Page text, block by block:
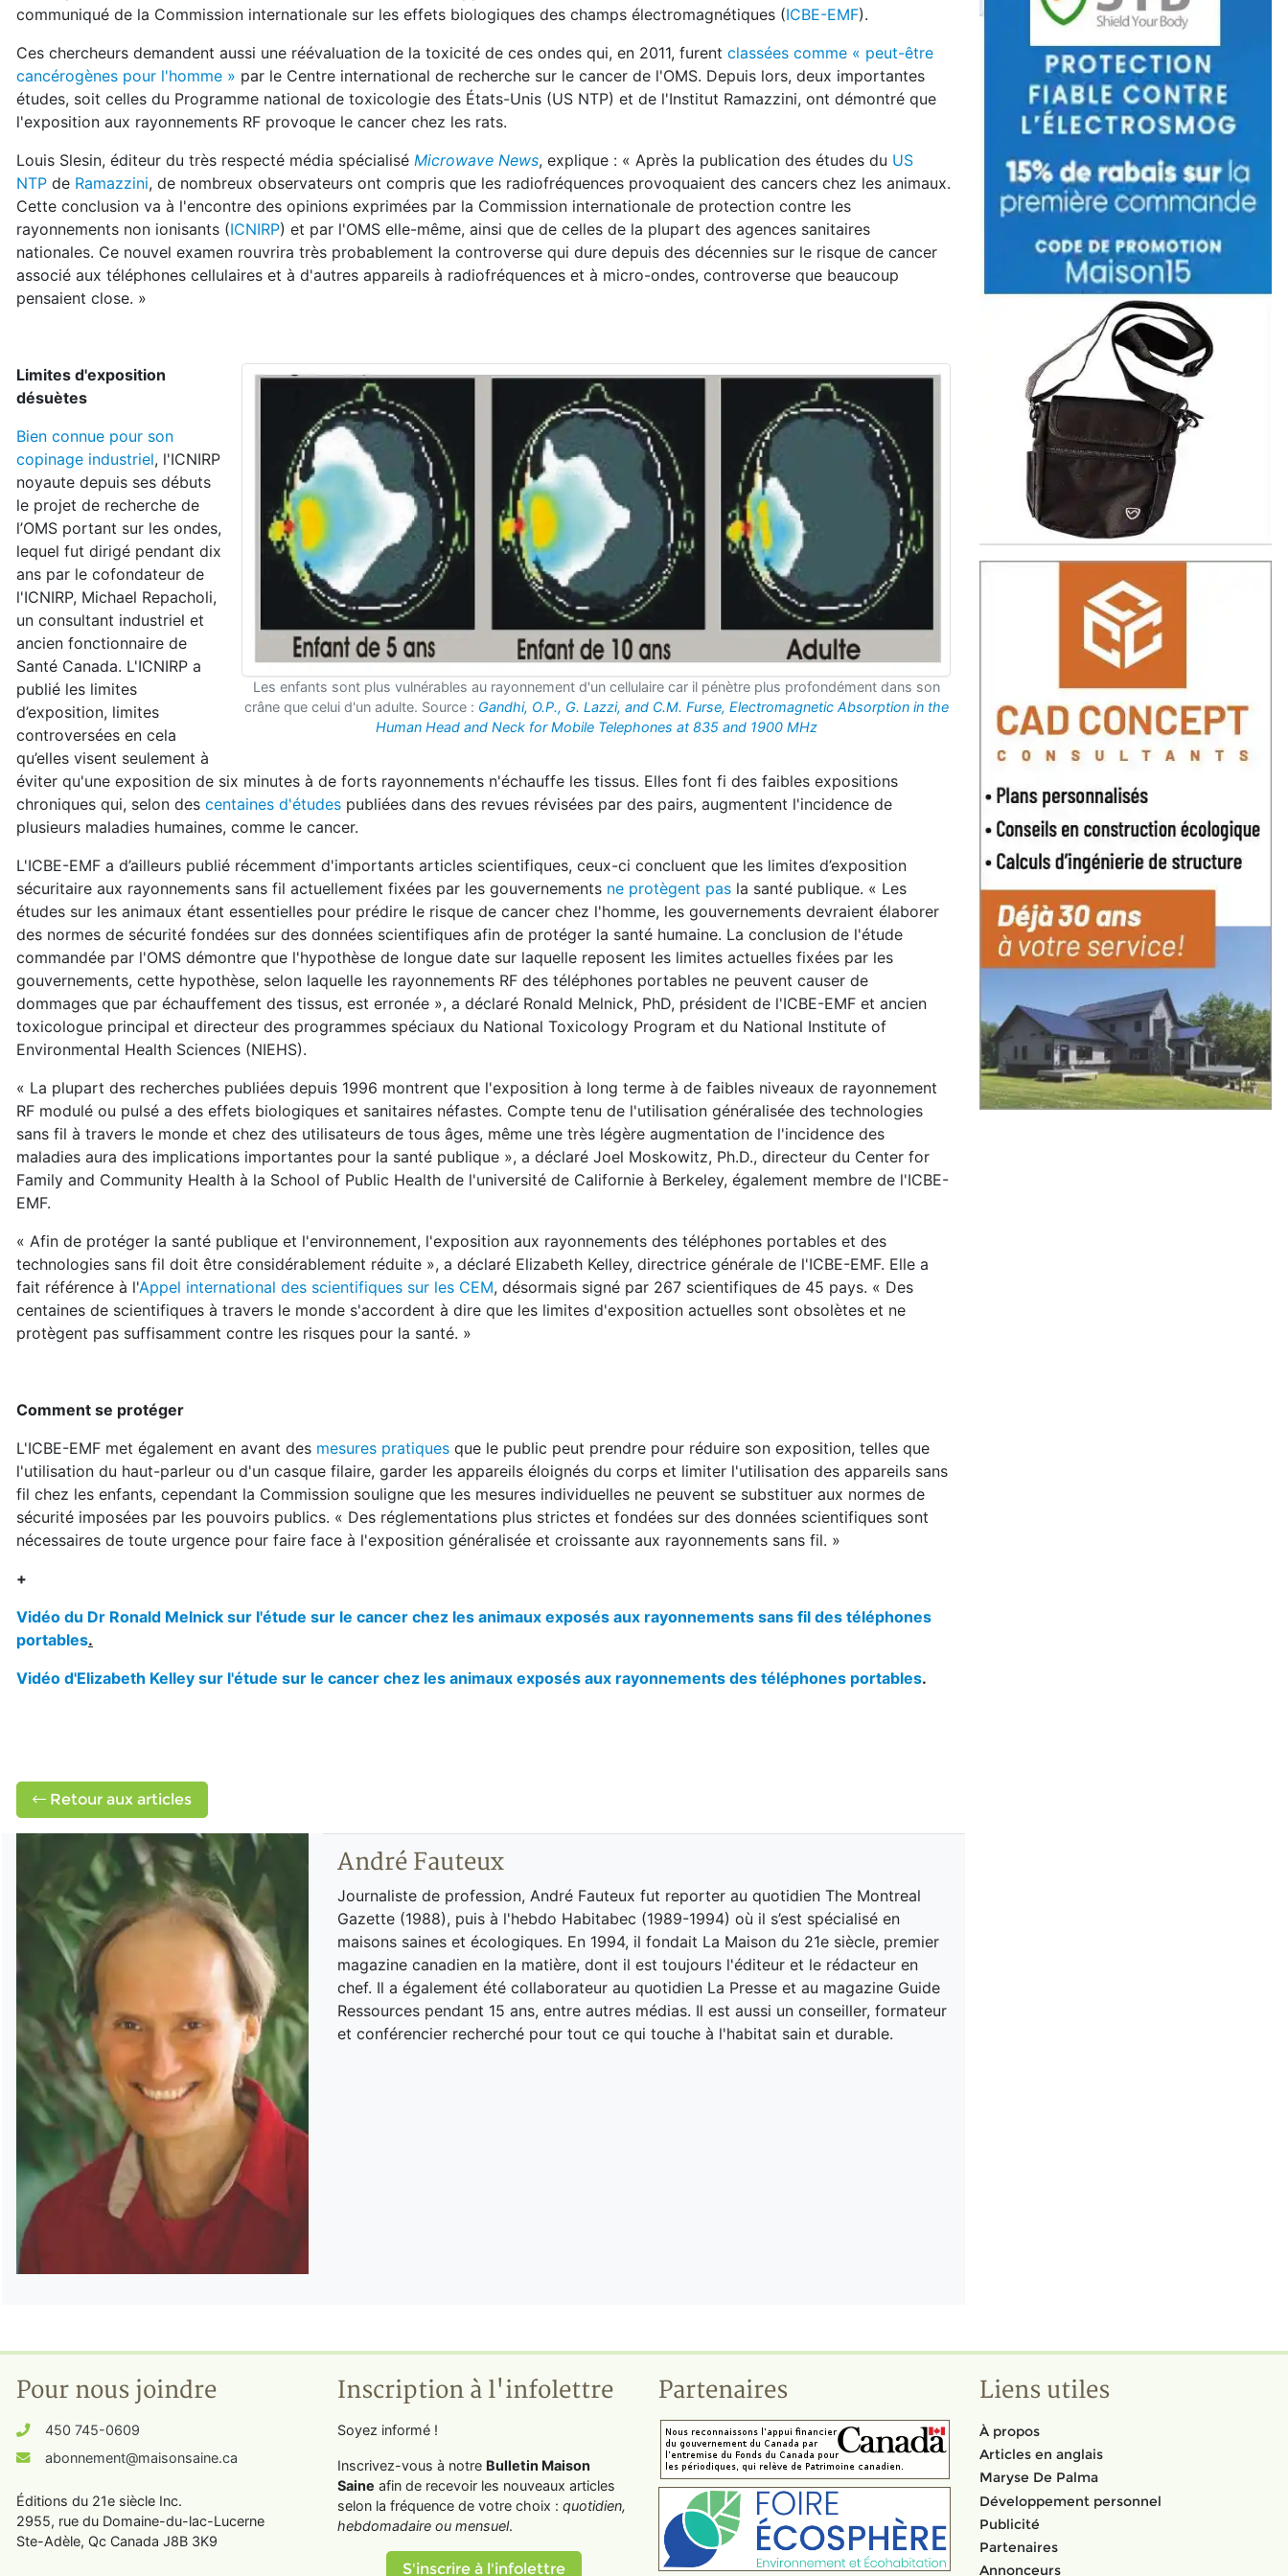
communiqué de la Commission internationale sur les effets biologiques des champs électromagnétiques (ICBE-EMF).
Ces chercheurs demandent aussi une réévaluation de la toxicité de ces ondes qui, en 2011, furent classées comme « peut-être
cancérogènes pour l'homme » par le Centre international de recherche sur le cancer de l'OMS. Depuis lors, deux importantes
études, soit celles du Programme national de toxicologie des États-Unis (US NTP) et de l'Institut Ramazzini, ont démontré que
l'exposition aux rayonnements RF provoque le cancer chez les rats.
Louis Slesin, éditeur du très respecté média spécialisé Microwave News, explique : « Après la publication des études du US
NTP de Ramazzini, de nombreux observateurs ont compris que les radiofréquences provoquaient des cancers chez les animaux.
Cette conclusion va à l'encontre des opinions exprimées par la Commission internationale de protection contre les
rayonnements non ionisants (ICNIRP) et par l'OMS elle-même, ainsi que de celles de la plupart des agences sanitaires
nationales. Ce nouvel examen rouvrira très probablement la controverse qui dure depuis des décennies sur le risque de cancer
associé aux téléphones cellulaires et à d'autres appareils à radiofréquences et à micro-ondes, controverse que beaucoup
pensaient close. »
Les enfants sont plus vulnérables au rayonnement d'un cellulaire car il pénètre plus profondément dans son
crâne que celui d'un adulte. Source : Gandhi, O.P., G. Lazzi, and C.M. Furse, Electromagnetic Absorption in the
Human Head and Neck for Mobile Telephones at 835 and 1900 MHz
Limites d'exposition
désuètes
Bien connue pour son
copinage industriel, l'ICNIRP
noyaute depuis ses débuts
le projet de recherche de
l’OMS portant sur les ondes,
lequel fut dirigé pendant dix
ans par le cofondateur de
l'ICNIRP, Michael Repacholi,
un consultant industriel et
ancien fonctionnaire de
Santé Canada. L'ICNIRP a
publié les limites
d’exposition, limites
controversées en cela
qu’elles visent seulement à
éviter qu'une exposition de six minutes à de forts rayonnements n'échauffe les tissus. Elles font fi des faibles expositions
chroniques qui, selon des centaines d'études publiées dans des revues révisées par des pairs, augmentent l'incidence de
plusieurs maladies humaines, comme le cancer.
L'ICBE-EMF a d’ailleurs publié récemment d'importants articles scientifiques, ceux-ci concluent que les limites d’exposition
sécuritaire aux rayonnements sans fil actuellement fixées par les gouvernements ne protègent pas la santé publique. « Les
études sur les animaux étant essentielles pour prédire le risque de cancer chez l'homme, les gouvernements devraient élaborer
des normes de sécurité fondées sur des données scientifiques afin de protéger la santé humaine. La conclusion de l'étude
commandée par l'OMS démontre que l'hypothèse de longue date sur laquelle reposent les limites actuelles fixées par les
gouvernements, cette hypothèse, selon laquelle les rayonnements RF des téléphones portables ne peuvent causer de
dommages que par échauffement des tissus, est erronée », a déclaré Ronald Melnick, PhD, président de l'ICBE-EMF et ancien
toxicologue principal et directeur des programmes spéciaux du National Toxicology Program et du National Institute of
Environmental Health Sciences (NIEHS).
« La plupart des recherches publiées depuis 1996 montrent que l'exposition à long terme à de faibles niveaux de rayonnement
RF modulé ou pulsé a des effets biologiques et sanitaires néfastes. Compte tenu de l'utilisation généralisée des technologies
sans fil à travers le monde et chez des utilisateurs de tous âges, même une très légère augmentation de l'incidence des
maladies aura des implications importantes pour la santé publique », a déclaré Joel Moskowitz, Ph.D., directeur du Center for
Family and Community Health à la School of Public Health de l'université de Californie à Berkeley, également membre de l'ICBE-
EMF.
« Afin de protéger la santé publique et l'environnement, l'exposition aux rayonnements des téléphones portables et des
technologies sans fil doit être considérablement réduite », a déclaré Elizabeth Kelley, directrice générale de l'ICBE-EMF. Elle a
fait référence à l'Appel international des scientifiques sur les CEM, désormais signé par 267 scientifiques de 45 pays. « Des
centaines de scientifiques à travers le monde s'accordent à dire que les limites d'exposition actuelles sont obsolètes et ne
protègent pas suffisamment contre les risques pour la santé. »
Comment se protéger
L'ICBE-EMF met également en avant des mesures pratiques que le public peut prendre pour réduire son exposition, telles que
l'utilisation du haut-parleur ou d'un casque filaire, garder les appareils éloignés du corps et limiter l'utilisation des appareils sans
fil chez les enfants, cependant la Commission souligne que les mesures individuelles ne peuvent se substituer aux normes de
sécurité imposées par les pouvoirs publics. « Des réglementations plus strictes et fondées sur des données scientifiques sont
nécessaires de toute urgence pour faire face à l'exposition généralisée et croissante aux rayonnements sans fil. »
+
Vidéo du Dr Ronald Melnick sur l'étude sur le cancer chez les animaux exposés aux rayonnements sans fil des téléphones
portables.
Vidéo d'Elizabeth Kelley sur l'étude sur le cancer chez les animaux exposés aux rayonnements des téléphones portables.
Retour aux articles
André Fauteux
Journaliste de profession, André Fauteux fut reporter au quotidien The Montreal
Gazette (1988), puis à l'hebdo Habitabec (1989-1994) où il s’est spécialisé en
maisons saines et écologiques. En 1994, il fondait La Maison du 21e siècle, premier
magazine canadien en la matière, dont il est toujours l'éditeur et le rédacteur en
chef. Il a également été collaborateur au quotidien La Presse et au magazine Guide
Ressources pendant 15 ans, entre autres médias. Il est aussi un conseiller, formateur
et conférencier recherché pour tout ce qui touche à l'habitat sain et durable.
Pour nous joindre
450 745-0609
abonnement@maisonsaine.ca
Éditions du 21e siècle Inc.
2955, rue du Domaine-du-lac-Lucerne
Ste-Adèle, Qc Canada J8B 3K9
Inscription à l'infolettre
Soyez informé !
Inscrivez-vous à notre Bulletin Maison
Saine afin de recevoir les nouveaux articles
selon la fréquence de votre choix : quotidien,
hebdomadaire ou mensuel.
S'inscrire à l'infolettre
Partenaires Liens utiles
À propos
Articles en anglais
Maryse De Palma
Développement personnel
Publicité
Partenaires
Annonceurs